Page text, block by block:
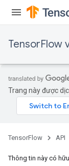
TensorFlow
Trang này được
TensorFlow API
Thông tin này có